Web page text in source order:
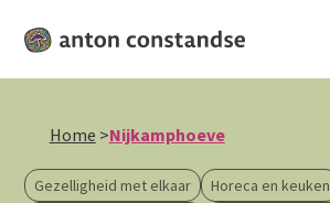
Home >Nijkamphoeve
Gezelligheid met elkaar
Horeca en keuken